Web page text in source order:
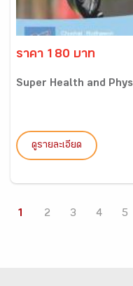
ราคา 180 บาท
Super Health and
ดูรายละเอียด
1 2 3 4 5